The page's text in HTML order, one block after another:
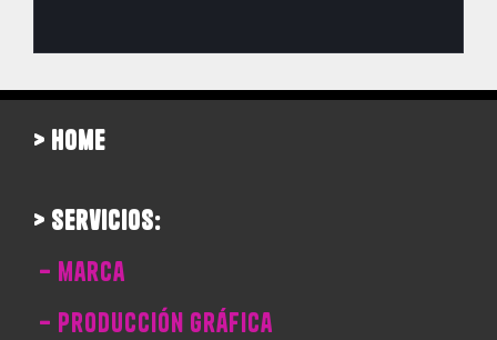
> home
> servicios:
– marca
– producción gráfica